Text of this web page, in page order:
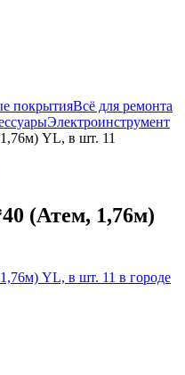
покрытияВсё для ремонта
Электроинструмент
YL, в шт. 11
(Атем, 1,76м)